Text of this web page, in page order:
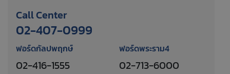
Call Center
02-407-0999
ฟอร์ดกัลปพฤกษ์
02-416-1555
ฟอร์ดพระราม4
02-713-6000